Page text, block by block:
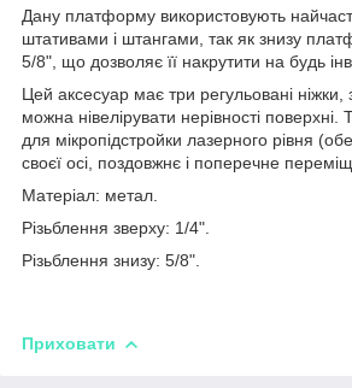
Дану платформу використовують
штативами і штангами, так як знизу
5/8", що дозволяє її накрутити на будь
Цей аксесуар має три регульовані
можна нівелірувати нерівності поверхні.
для мікропідстройки лазерного рівня
своєї осі, поздовжнє і поперечне
Матеріал: метал.
Різьблення зверху: 1/4".
Різьблення знизу: 5/8".
Приховати